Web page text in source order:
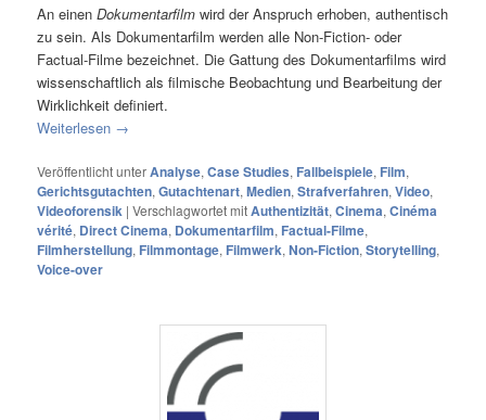
An einenDokumentarfilm wird der Anspruch erhoben, authentisch
zu sein. Als Dokumentarfilm werden alle Non-Fiction- oder
Factual-Filme bezeichnet. Die Gattung des Dokumentarfilms wird
wissenschaftlich als filmische Beobachtung und Bearbeitung der
Wirklichkeit definiert.
Weiterlesen →
Veröffentlicht unterAnalyse,Case Studies, Fallbeispiele, Film,
Gerichtsgutachten,Gutachtenart,Medien,Strafverfahren,Video,
Videoforensik |Verschlagwortet mitAuthentizität,Cinema,Cinéma
vérité, Direct Cinema, Dokumentarfilm, Factual-Filme,
Filmherstellung, Filmmontage, Filmwerk,Non-Fiction,Storytelling,
Voice-over